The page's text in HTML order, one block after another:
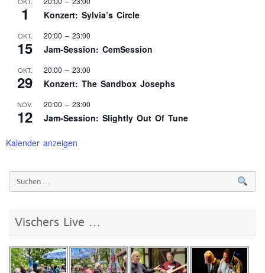
1 Konzert: Sylvia’s Circle
OKT.
15
20:00 – 23:00
Jam-Session: CemSession
OKT.
29
20:00 – 23:00
Konzert: The Sandbox Josephs
NOV.
12
20:00 – 23:00
Jam-Session: Slightly Out Of Tune
Kalender anzeigen
Vischers Live …